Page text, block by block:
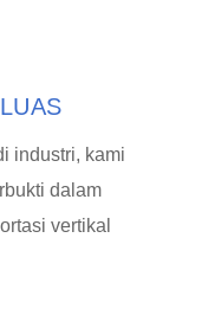
industri, kami
dalam
vertikal